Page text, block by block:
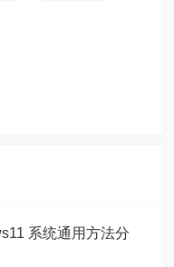
系统通用方法分